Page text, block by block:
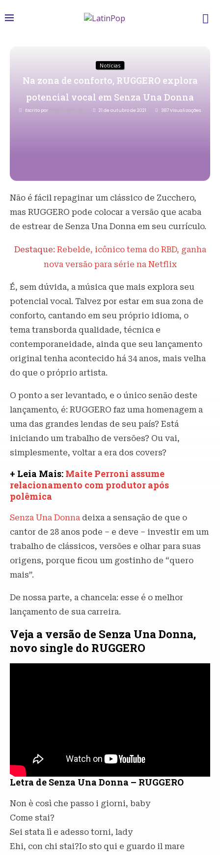
Notícias
Na zona de conforto, RUGGERO explora
potencial vocal em Senza Una Donna
Escrito por Priscila Bertozzi 21 de outubro de 2021 387Visualizações
Não é fácil repaginar um clássico de Zucchero,
mas RUGGERO pode colocar a versão que acaba
de estrear de Senza Una Donna em seu currículo.
Destaque: Rebelde, icônico tema do RBD, ganha
nova versão para série na Netflix
É, sem dúvida, a música que mais explora seu
potencial vocal. Talvez por estar em sua zona de
conforto, cantando em seu próprio idioma, o
tema transborda qualidade, técnica e
contemporaneidade, ainda que seu lançamento
original tenha acontecido há 34 anos, mais velha
do que o próprio artista.
O ponto a ser levantado, e o único senão deste
lançamento, é: RUGGERO faz uma homenagem a
uma das grandes lendas de seu país? Está
iniciando um trabalho de versões? Ou vai,
simplesmente, voltar a era dos covers?
+ Leia Mais: Maite Perroni assume
relacionamento com produtor após
polêmica
Senza Una Donna deixa a sensação de que o
cantor de 28 anos pode – e deve – investir em um
trabalho de clássicos, versões e olhar para suas
origens, porque ficou um gostinho de “quero
mais”.
De nossa parte, a chancela: esse é o melhor
lançamento de sua carreira.
Veja a versão de Senza Una Donna,
novo single do RUGGERO
Letra de Senza Una Donna – RUGGERO
Non è così che passo i giorni, baby
Come stai?
Sei stata lì e adesso torni, lady
Ehi, con chi stai?Io sto qui e guardo il mare